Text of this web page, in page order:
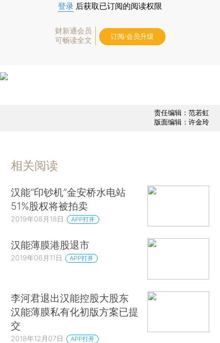
登录 后获取已订阅的阅读权限
财新通会员
可畅读全文
订阅/会员升级
责任编辑：范若虹
版面编辑：许金玲
相关阅读
汉能“印钞机”金安桥水电站
51%股权将被拍卖
2019年08月18日 APP打开
汉能薄膜港股退市
2019年06月11日 APP打开
李河君退出汉能控股大股东
汉能薄膜私有化初版方案已提
交
2018年12月07日 APP打开